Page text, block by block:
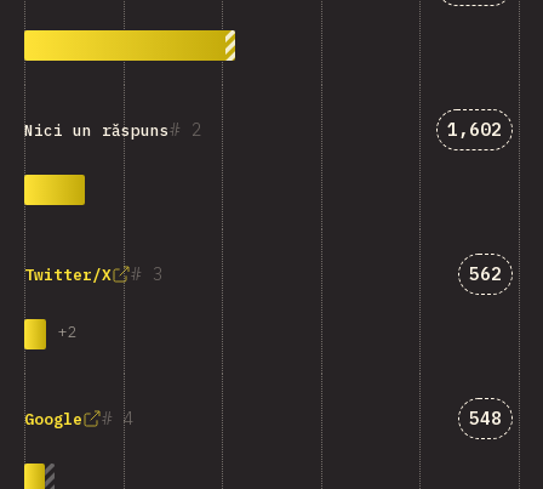
2
Nici un răspuns Answers
1,602
3
Twitter/X
+2
562
4
Google 548